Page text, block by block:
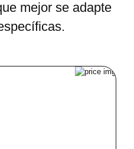
mejor se adapte